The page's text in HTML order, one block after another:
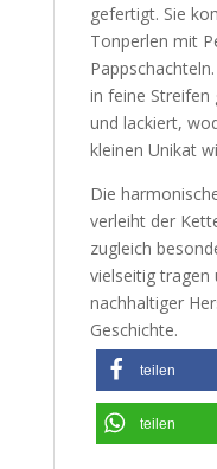
gefertigt. Sie
Tonperlen mit
in feine Streifen
und lackiert,
kleinen Unikat
Die
verleiht der
zugleich
vielseitig tragen
nachhaltiger
Geschichte.
teilen
teilen